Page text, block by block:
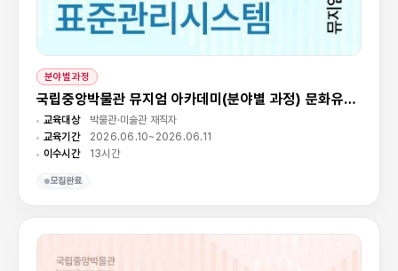
분야별과정
국립중앙박물관 뮤지엄 아카데미(분야별 과정) 문화유산표준관리시스템
교육대상
박물관·미술관 재직자
교육기간
2026.06.10~2026.06.11
이수시간
13시간
모집완료